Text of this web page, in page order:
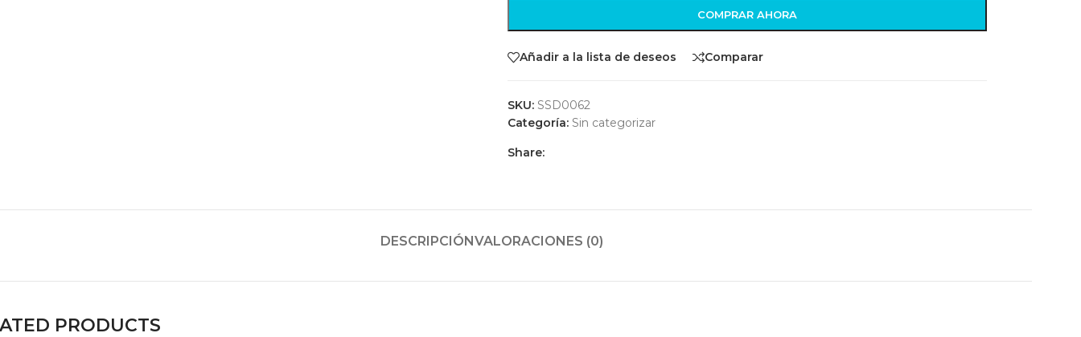
COMPRAR AHORA
Añadir a la lista de deseos Comparar
SKU: SSD0062
Categoría: Sin categorizar
Share:
DESCRIPCIÓNVALORACIONES (0)
PRODUCTS